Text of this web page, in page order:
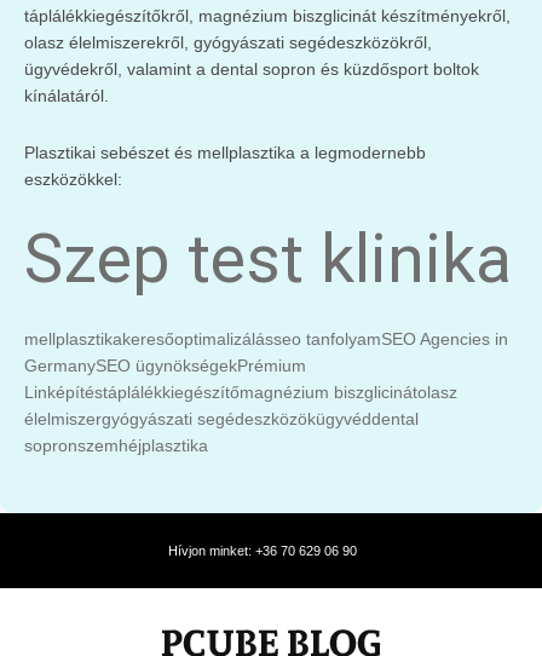
táplálékkiegészítőkről, magnézium biszglicinát készítményekről,
olasz élelmiszerekről, gyógyászati segédeszközökről,
ügyvédekről, valamint a dental sopron és küzdősport boltok
kínálatáról.
Plasztikai sebészet és mellplasztika a legmodernebb
eszközökkel:
Szep test klinika
mellplasztikakeresőoptimalizálásseo tanfolyamSEO Agencies in
GermanySEO ügynökségekPrémium
Linképítéstáplálékkiegészítőmagnézium biszglicinátolasz
élelmiszergyógyászati segédeszközökügyvéddental
sopronszemhéjplasztika
Hívjon minket: +36 70 629 06 90